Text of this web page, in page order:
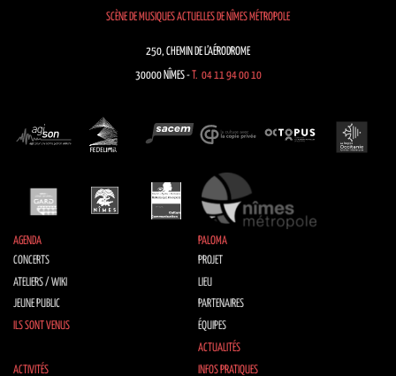
SCÈNE DE MUSIQUES ACTUELLES DE NÎMES MÉTROPOLE
250, CHEMIN DE L’AÉRODROME
30000 NÎMES -T. 04 11 94 00 10
AGENDA
CONCERTS
ATELIERS / WIKI
JEUNE PUBLIC
ILS SONT VENUS
PALOMA
PROJET
LIEU
PARTENAIRES
ÉQUIPES
ACTUALITÉS
ACTIVITÉS
INFOS PRATIQUES